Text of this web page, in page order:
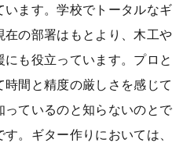
ます。学校でトータルなギ
の部署はもとより、木工や
も役立っています。プロと
間と精度の厳しさを感じて
ているのと知らないのとで
。ギター作りにおいては、